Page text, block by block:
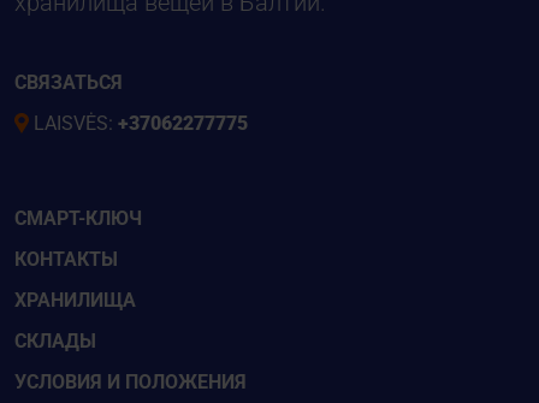
СВЯЗАТЬСЯ
LAISVĖS: +37062277775
СМАРТ-КЛЮЧ
КОНТАКТЫ
ХРАНИЛИЩА
СКЛАДЫ
УСЛОВИЯ И ПОЛОЖЕНИЯ